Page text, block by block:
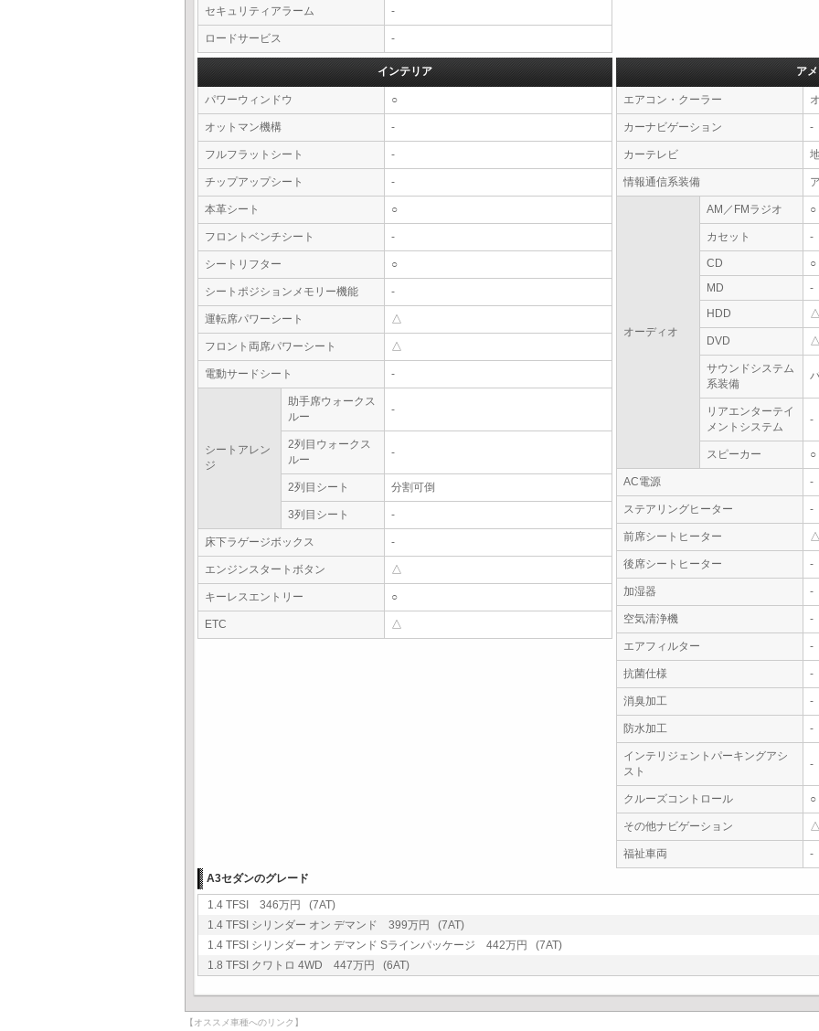
セキュリティアラーム -
ロードサービス -
インテリア
パワーウィンドウ ○
オットマン機構 -
フルフラットシート -
チップアップシート -
本革シート ○
フロントベンチシート -
シートリフター ○
シートポジションメモリー機能 -
運転席パワーシート △
フロント両席パワーシート △
電動サードシート -
シートアレン
ジ
助手席ウォークス
ルー
-
2列目ウォークス
ルー
-
2列目シート 分割可倒
3列目シート -
床下ラゲージボックス -
エンジンスタートボタン △
キーレスエントリー ○
ETC △
ア
エアコン・クーラー
カーナビゲーション -
カーテレビ
情報通信系装備
オーディオ
AM／FMラジオ ○
カセット -
CD
○
MD
-
HDD
DVD
サウンドシステム
系装備
リアエンターテイ
メントシステム
-
スピーカー ○
AC電源 -
ステアリングヒーター -
前席シートヒーター
後席シートヒーター -
加湿器 -
空気清浄機 -
エアフィルター -
抗菌仕様 -
消臭加工 -
防水加工 -
インテリジェントパーキングアシ
スト
-
クルーズコントロール ○
その他ナビゲーション
福祉車両
-
A3セダンのグレード
1.4 TFSI 346万円 (7AT)
1.4 TFSI シリンダー オン デマンド 399万円 (7AT)
1.4 TFSI シリンダー オン デマンド Sラインパッケージ 442万円 (7AT)
1.8 TFSI クワトロ 4WD 447万円 (6AT)
【オススメ車種へのリンク】